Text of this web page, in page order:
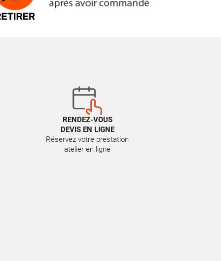
RENDEZ-VOUS
DEVIS EN LIGNE
Réservez votre prestation
atelier en ligne